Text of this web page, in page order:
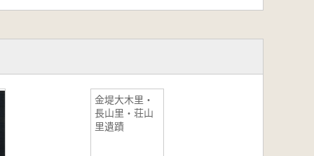
金堤大木里・
長山里・荘山
里遺蹟